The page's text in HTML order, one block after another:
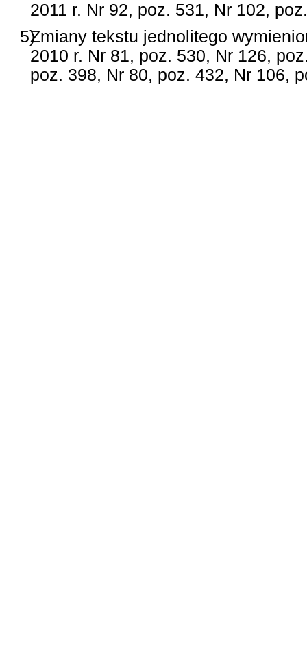
2011 r. Nr 92, poz. 531, Nr 102,
5)Zmiany tekstu jednolitego
2010 r. Nr 81, poz. 530, Nr 126,
poz. 398, Nr 80, poz. 432, Nr 106,